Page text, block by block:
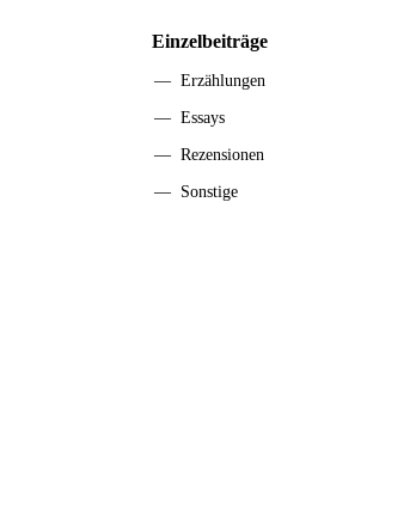
Einzelbeiträge
— Erzählungen
— Essays
— Rezensionen
— Sonstige